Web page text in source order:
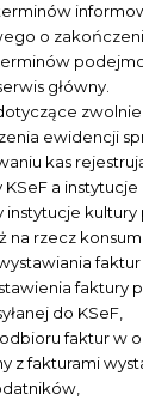
o
główny.
ewidencji
kas
a instytucje
instytucje kultury
na rzecz
faktur
faktury
do KSeF,
faktur w
z fakturami